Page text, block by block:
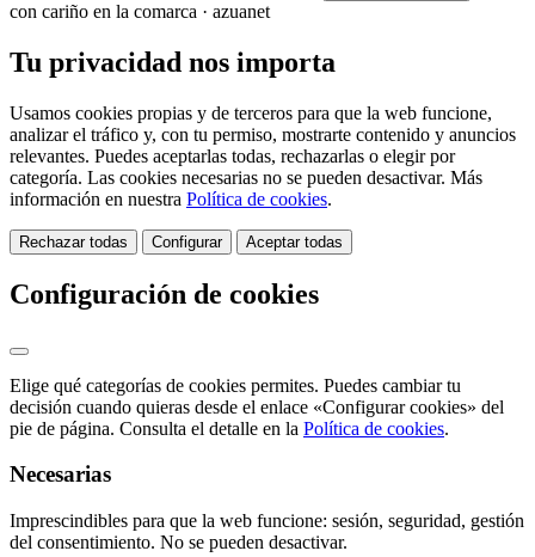
con cariño en la comarca · azuanet
Tu privacidad nos importa
Usamos cookies propias y de terceros para que la web funcione,
analizar el tráfico y, con tu permiso, mostrarte contenido y anuncios
relevantes. Puedes aceptarlas todas, rechazarlas o elegir por
categoría. Las cookies necesarias no se pueden desactivar. Más
información en nuestra Política de cookies.
Rechazar todas Configurar Aceptar todas
Configuración de cookies
Elige qué categorías de cookies permites. Puedes cambiar tu
decisión cuando quieras desde el enlace «Configurar cookies» del
pie de página. Consulta el detalle en la Política de cookies.
Necesarias
Imprescindibles para que la web funcione: sesión, seguridad, gestión
del consentimiento. No se pueden desactivar.